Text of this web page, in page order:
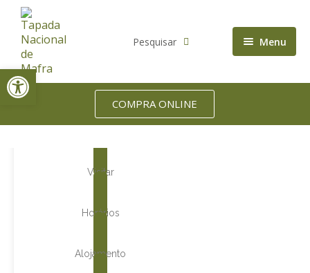
Pesquisar Menu
Biodiversity
Who we are
COMPRA ONLINE
Visitar
Horários
Alojamento
Open toolbar